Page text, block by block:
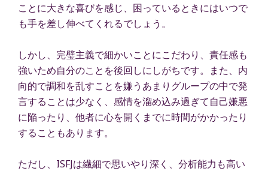
ことに大きな喜びを感じ、困っているときにはいつで
も手を差し伸べてくれるでしょう。
しかし、完璧主義で細かいことにこだわり、責任感も
強いため自分のことを後回しにしがちです。また、内
向的で調和を乱すことを嫌うあまりグループの中で発
言することは少なく、感情を溜め込み過ぎて自己嫌悪
に陥ったり、他者に心を開くまでに時間がかかったり
することもあります。
ただし、ISFJは繊細で思いやり深く、分析能力も高い